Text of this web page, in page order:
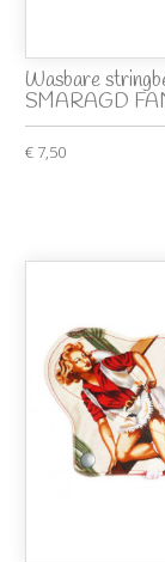
Wasbare
SMARAGD
€ 7,50